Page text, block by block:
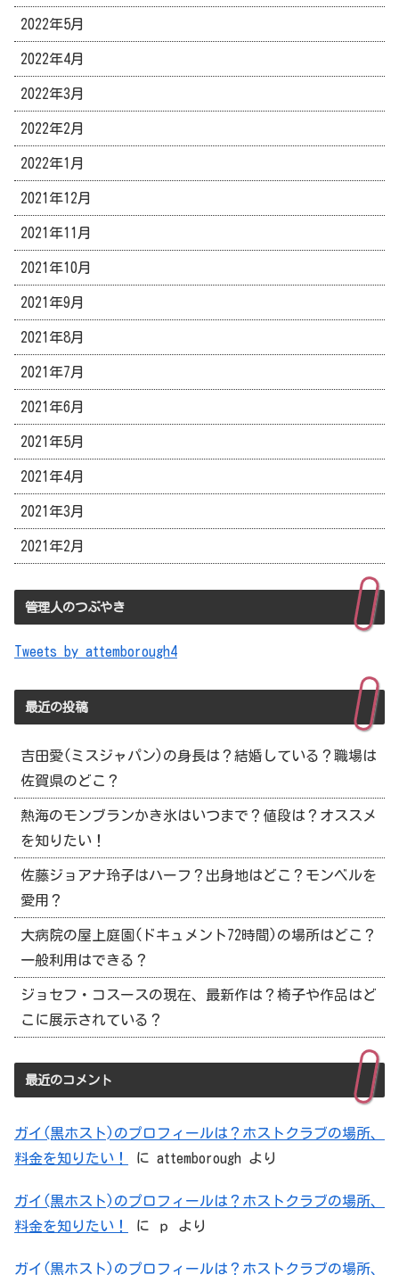
2022年5月
2022年4月
2022年3月
2022年2月
2022年1月
2021年12月
2021年11月
2021年10月
2021年9月
2021年8月
2021年7月
2021年6月
2021年5月
2021年4月
2021年3月
2021年2月
管理人のつぶやき
Tweets by attemborough4
最近の投稿
吉田愛(ミスジャパン)の身長は？結婚している？職場は
佐賀県のどこ？
熱海のモンブランかき氷はいつまで？値段は？オススメ
を知りたい！
佐藤ジョアナ玲子はハーフ？出身地はどこ？モンベルを
愛用？
大病院の屋上庭園(ドキュメント72時間)の場所はどこ？
一般利用はできる？
ジョセフ・コスースの現在、最新作は？椅子や作品はど
こに展示されている？
最近のコメント
ガイ(黒ホスト)のプロフィールは？ホストクラブの場所、
料金を知りたい！
に attemborough より
ガイ(黒ホスト)のプロフィールは？ホストクラブの場所、
料金を知りたい！
に ｐ より
ガイ(黒ホスト)のプロフィールは？ホストクラブの場所、